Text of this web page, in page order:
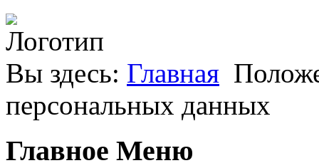
Вы здесь: Главная
персональных данных
Главное Меню